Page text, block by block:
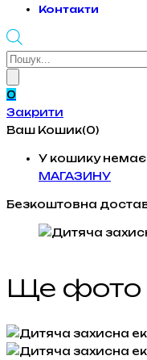
Контакти
Products
0
Закрити
Ваш Кошик(0)
У кошику немає
МАГАЗИНУ
Безкоштовна
Ще фото